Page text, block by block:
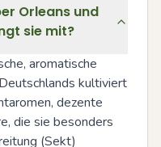
Orleans und
sie mit?
aromatische
kultiviert
dezente
die sie besonders
(Sekt)